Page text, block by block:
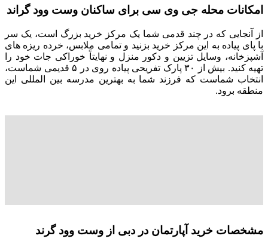
امکانات محله جی وی سی برای ساکنان وست وود گراند
از آنجایی که در چند قدمی شما یک مرکز خرید بزرگ است، یک سر
با پای پیاده به این مرکز خرید بزنید و تمامی ملابس، خرده ریزه های
آشپزخانه، وسایل تزیین و دکور منزل و نهایتاً خوراکی جات خود را
تهیه کنید. بیش از ۳۰ پارک تفریحی پیاده روی در ۵ قدیمی شماست،
انتخاب شماست که فرزند شما به بهترین مدرسه بین المللی این
منطقه برود.
مشخصات خرید آپارتمان در دبی از وست وود گرند